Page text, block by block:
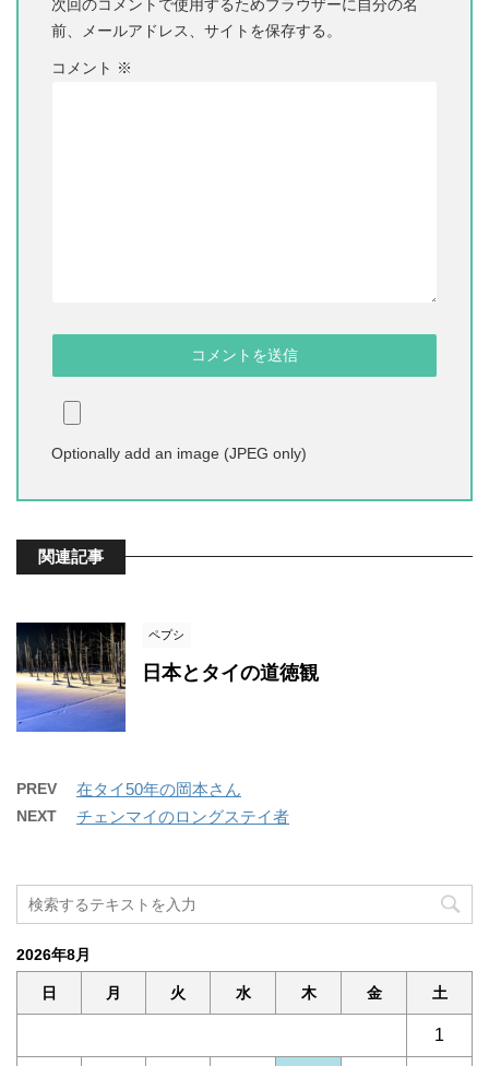
次回のコメントで使用するためブラウザーに自分の名
前、メールアドレス、サイトを保存する。
コメント ※
Optionally add an image (JPEG only)
関連記事
ペプシ
日本とタイの道徳観
PREV 在タイ50年の岡本さん
NEXT チェンマイのロングステイ者
2026年8月
日 月 火 水 木 金 土
1